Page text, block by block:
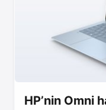
HP’nin Omni